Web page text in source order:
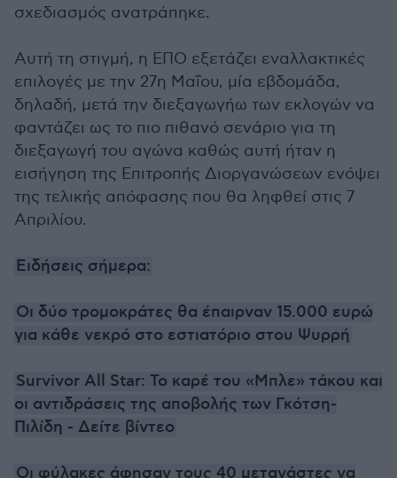
σχεδιασμός ανατράπηκε.
Αυτή τη στιγμή, η ΕΠΟ εξετάζει εναλλακτικές
επιλογές με την 27η Μαΐου, μία εβδομάδα,
δηλαδή, μετά την διεξαγωγήω των εκλογών να
φαντάζει ως το πιο πιθανό σενάριο για τη
διεξαγωγή του αγώνα καθώς αυτή ήταν η
εισήγηση της Επιτροπής Διοργανώσεων ενόψει
της τελικής απόφασης που θα ληφθεί στις 7
Απριλίου.
Ειδήσεις σήμερα:
Οι δύο τρομοκράτες θα έπαιρναν 15.000 ευρώ
για κάθε νεκρό στο εστιατόριο στου Ψυρρή
Survivor All Star: Το καρέ του «Μπλε» τάκου και
οι αντιδράσεις της αποβολής των Γκότση-
Πιλίδη - Δείτε βίντεο
Οι φύλακες άφησαν τους 40 μετανάστες να